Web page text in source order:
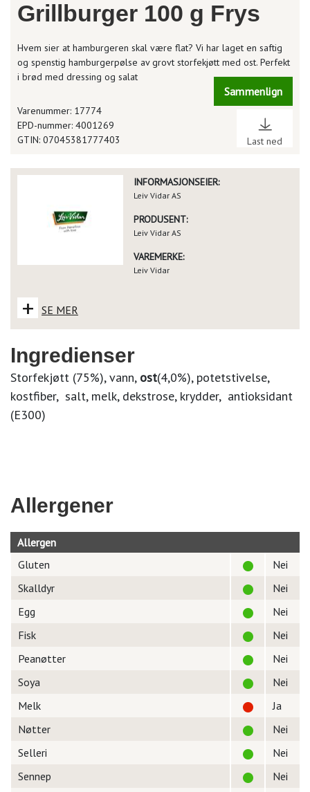
Grillburger 100 g Frys
Hvem sier at hamburgeren skal være flat? Vi har laget en saftig
og spenstig hamburgerpølse av grovt storfekjøtt med ost. Perfekt
i brød med dressing og salat
Sammenlign
Last ned
Varenummer: 17774
EPD-nummer: 4001269
GTIN: 07045381777403
INFORMASJONSEIER:
Leiv Vidar AS
PRODUSENT:
Leiv Vidar AS
VAREMERKE:
Leiv Vidar
+ SE MER
Ingredienser
Storfekjøtt (75%), vann, ost(4,0%), potetstivelse,
kostfiber, salt, melk, dekstrose, krydder, antioksidant
(E300)
Allergener
Allergen
Gluten
Nei
Skalldyr
Nei
Egg
Nei
Fisk
Nei
Peanøtter
Nei
Soya
Nei
Melk
Ja
Nøtter
Nei
Selleri
Nei
Sennep
Nei